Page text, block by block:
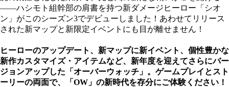
——ハシモト組幹部の肩書を持つ新ダメージヒーロー「シオ
ン」がこのシーズン3でデビューしました！あわせてリリース
された新マップと新限定イベントにも目が離せません！
ヒーローのアップデート、新マップに新イベント、個性豊かな
新作カスタマイズ・アイテムなど、新年度を迎えてさらにバー
ジョンアップした「オーバーウォッチ」。ゲームプレイとスト
ーリーの両面で、「OW」の新時代を存分にご体験ください！